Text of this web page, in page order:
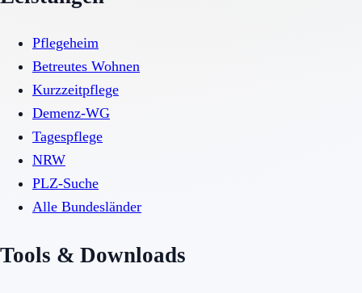
Pflegeheim
Betreutes Wohnen
Kurzzeitpflege
Demenz-WG
Tagespflege
NRW
PLZ-Suche
Alle Bundesländer
Tools & Downloads